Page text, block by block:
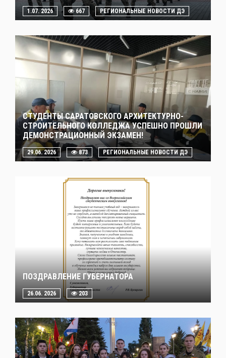
1.07. 2026 667 РЕГИОНАЛЬНЫЕ НОВОСТИ ДЭ
СТУДЕНТЫ САРАТОВСКОГО АРХИТЕКТУРНО-
СТРОИТЕЛЬНОГО КОЛЛЕДЖА УСПЕШНО ПРОШЛИ
ДЕМОНСТРАЦИОННЫЙ ЭКЗАМЕН!
29.06. 2026 873 РЕГИОНАЛЬНЫЕ НОВОСТИ ДЭ
ПОЗДРАВЛЕНИЕ ГУБЕРНАТОРА
26.06. 2026 203